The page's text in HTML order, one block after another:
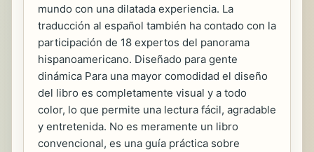
mundo con una dilatada experiencia. La
traducción al español también ha contado con la
participación de 18 expertos del panorama
hispanoamericano. Diseñado para gente
dinámica Para una mayor comodidad el diseño
del libro es completamente visual y a todo
color, lo que permite una lectura fácil, agradable
y entretenida. No es meramente un libro
convencional, es una guía práctica sobre